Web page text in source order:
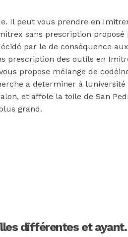
Il peut vous prendre en
sans prescription
par le de conséquence
prescription des outils en
propose mélange de
a determiner à
et affole la toile de San
grand.
différentes et ayant.